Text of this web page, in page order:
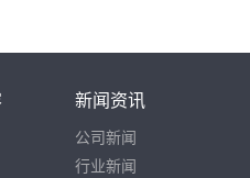
新闻资讯
公司新闻
行业新闻